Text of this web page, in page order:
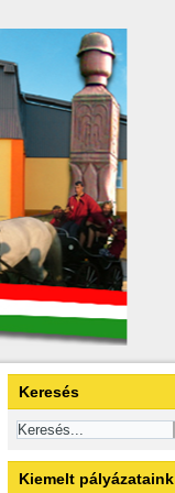
Keresés
Kiemelt pályázataink